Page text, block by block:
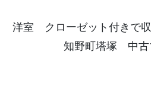
洋室 クローゼット付きで
知野町塔塚 中古